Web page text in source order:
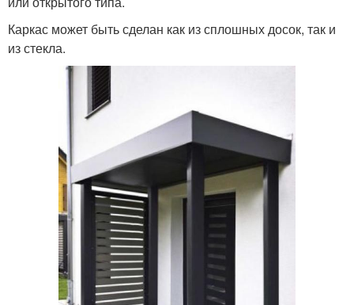
Каркас может быть сделан как из сплошных досок, так и
из стекла.